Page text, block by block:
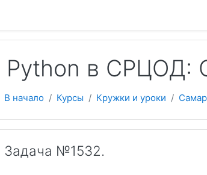
Python в СРЦОД:
В начало Курсы Кружки и уроки
Задача №1532.